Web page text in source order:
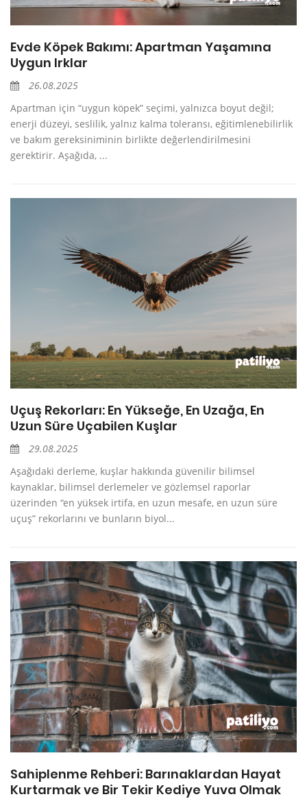
Evde Köpek Bakımı: Apartman Yaşamına
Uygun Irklar
26.08.2025
Apartman için “uygun köpek” seçimi, yalnızca boyut değil;
enerji düzeyi, seslilik, yalnız kalma toleransı, eğitimlenebilirlik
ve bakım gereksiniminin birlikte değerlendirilmesini
gerektirir. Aşağıda, ...
Uçuş Rekorları: En Yükseğe, En Uzağa, En
Uzun Süre Uçabilen Kuşlar
29.08.2025
Aşağıdaki derleme, kuşlar hakkında güvenilir bilimsel
kaynaklar, bilimsel derlemeler ve gözlemsel raporlar
üzerinden “en yüksek irtifa, en uzun mesafe, en uzun süre
uçuş” rekorlarını ve bunların biyol...
Sahiplenme Rehberi: Barınaklardan Hayat
Kurtarmak ve Bir Tekir Kediye Yuva Olmak